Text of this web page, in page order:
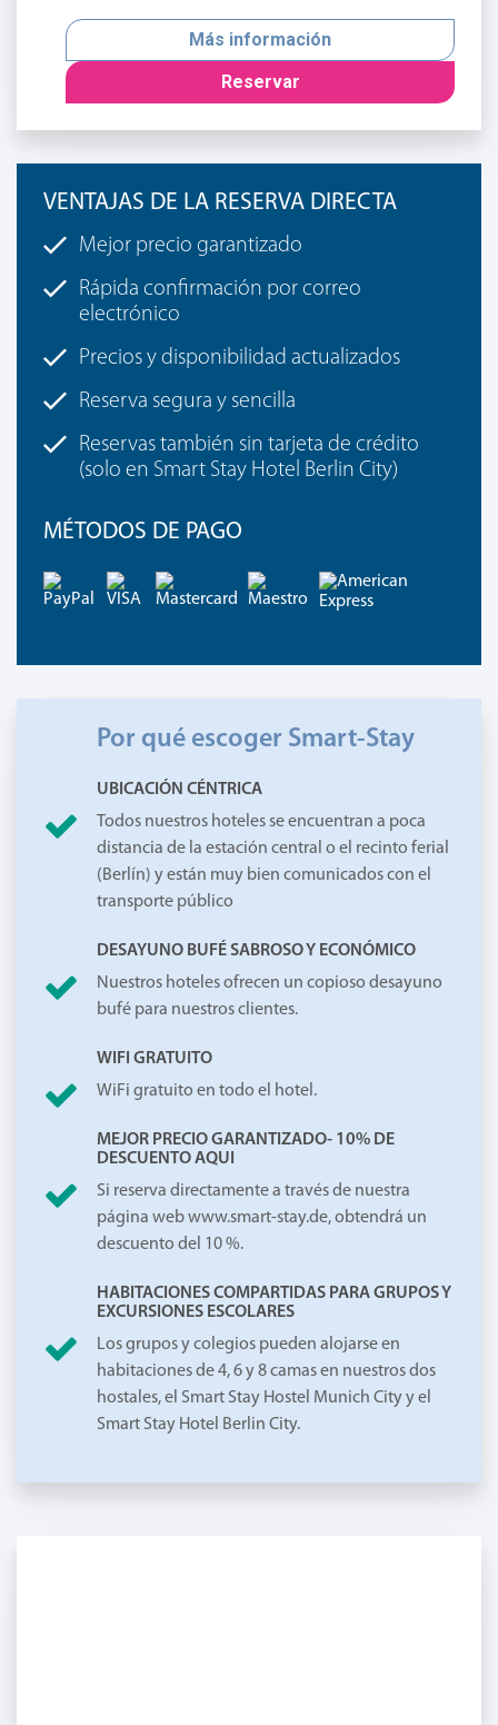
Más información
Reservar
VENTAJAS DE LA RESERVA DIRECTA
Mejor precio garantizado
Rápida confirmación por correo
electrónico
Precios y disponibilidad actualizados
Reserva segura y sencilla
Reservas también sin tarjeta de crédito
(solo en Smart Stay Hotel Berlin City)
MÉTODOS DE PAGO
PayPal VISA MastercardMaestro
Por qué escoger Smart-Stay
UBICACIÓN CÉNTRICA
Todos nuestros hoteles se encuentran a poca
distancia de la estación central o el recinto ferial
(Berlín) y están muy bien comunicados con el
transporte público
DESAYUNO BUFÉ SABROSO Y ECONÓMICO
Nuestros hoteles ofrecen un copioso desayuno
bufé para nuestros clientes.
WIFI GRATUITO
WiFi gratuito en todo el hotel.
MEJOR PRECIO GARANTIZADO- 10% DE
DESCUENTO AQUI
Si reserva directamente a través de nuestra
página web www.smart-stay.de, obtendrá un
descuento del 10 %.
HABITACIONES COMPARTIDAS PARA GRUPOS Y
EXCURSIONES ESCOLARES
Los grupos y colegios pueden alojarse en
habitaciones de 4, 6 y 8 camas en nuestros dos
hostales, el Smart Stay Hostel Munich City y el
Smart Stay Hotel Berlin City.